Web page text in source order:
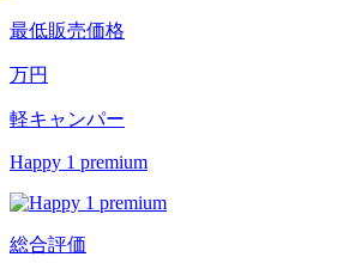
最低販売価格
万円
軽キャンパー
Happy 1 premium
総合評価